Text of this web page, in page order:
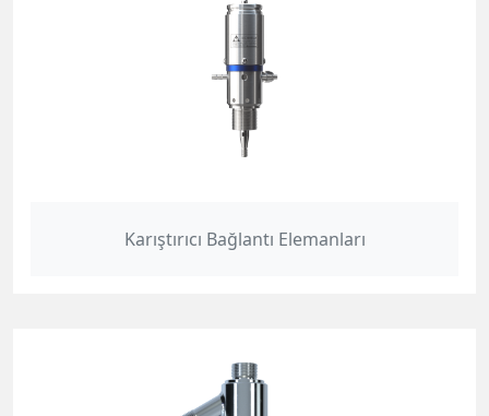
Karıştırıcı Bağlantı Elemanları